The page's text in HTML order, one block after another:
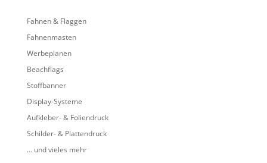
Fahnen & Flaggen
Fahnenmasten
Werbeplanen
Beachflags
Stoffbanner
Display-Systeme
Aufkleber- & Foliendruck
Schilder- & Plattendruck
… und vieles mehr